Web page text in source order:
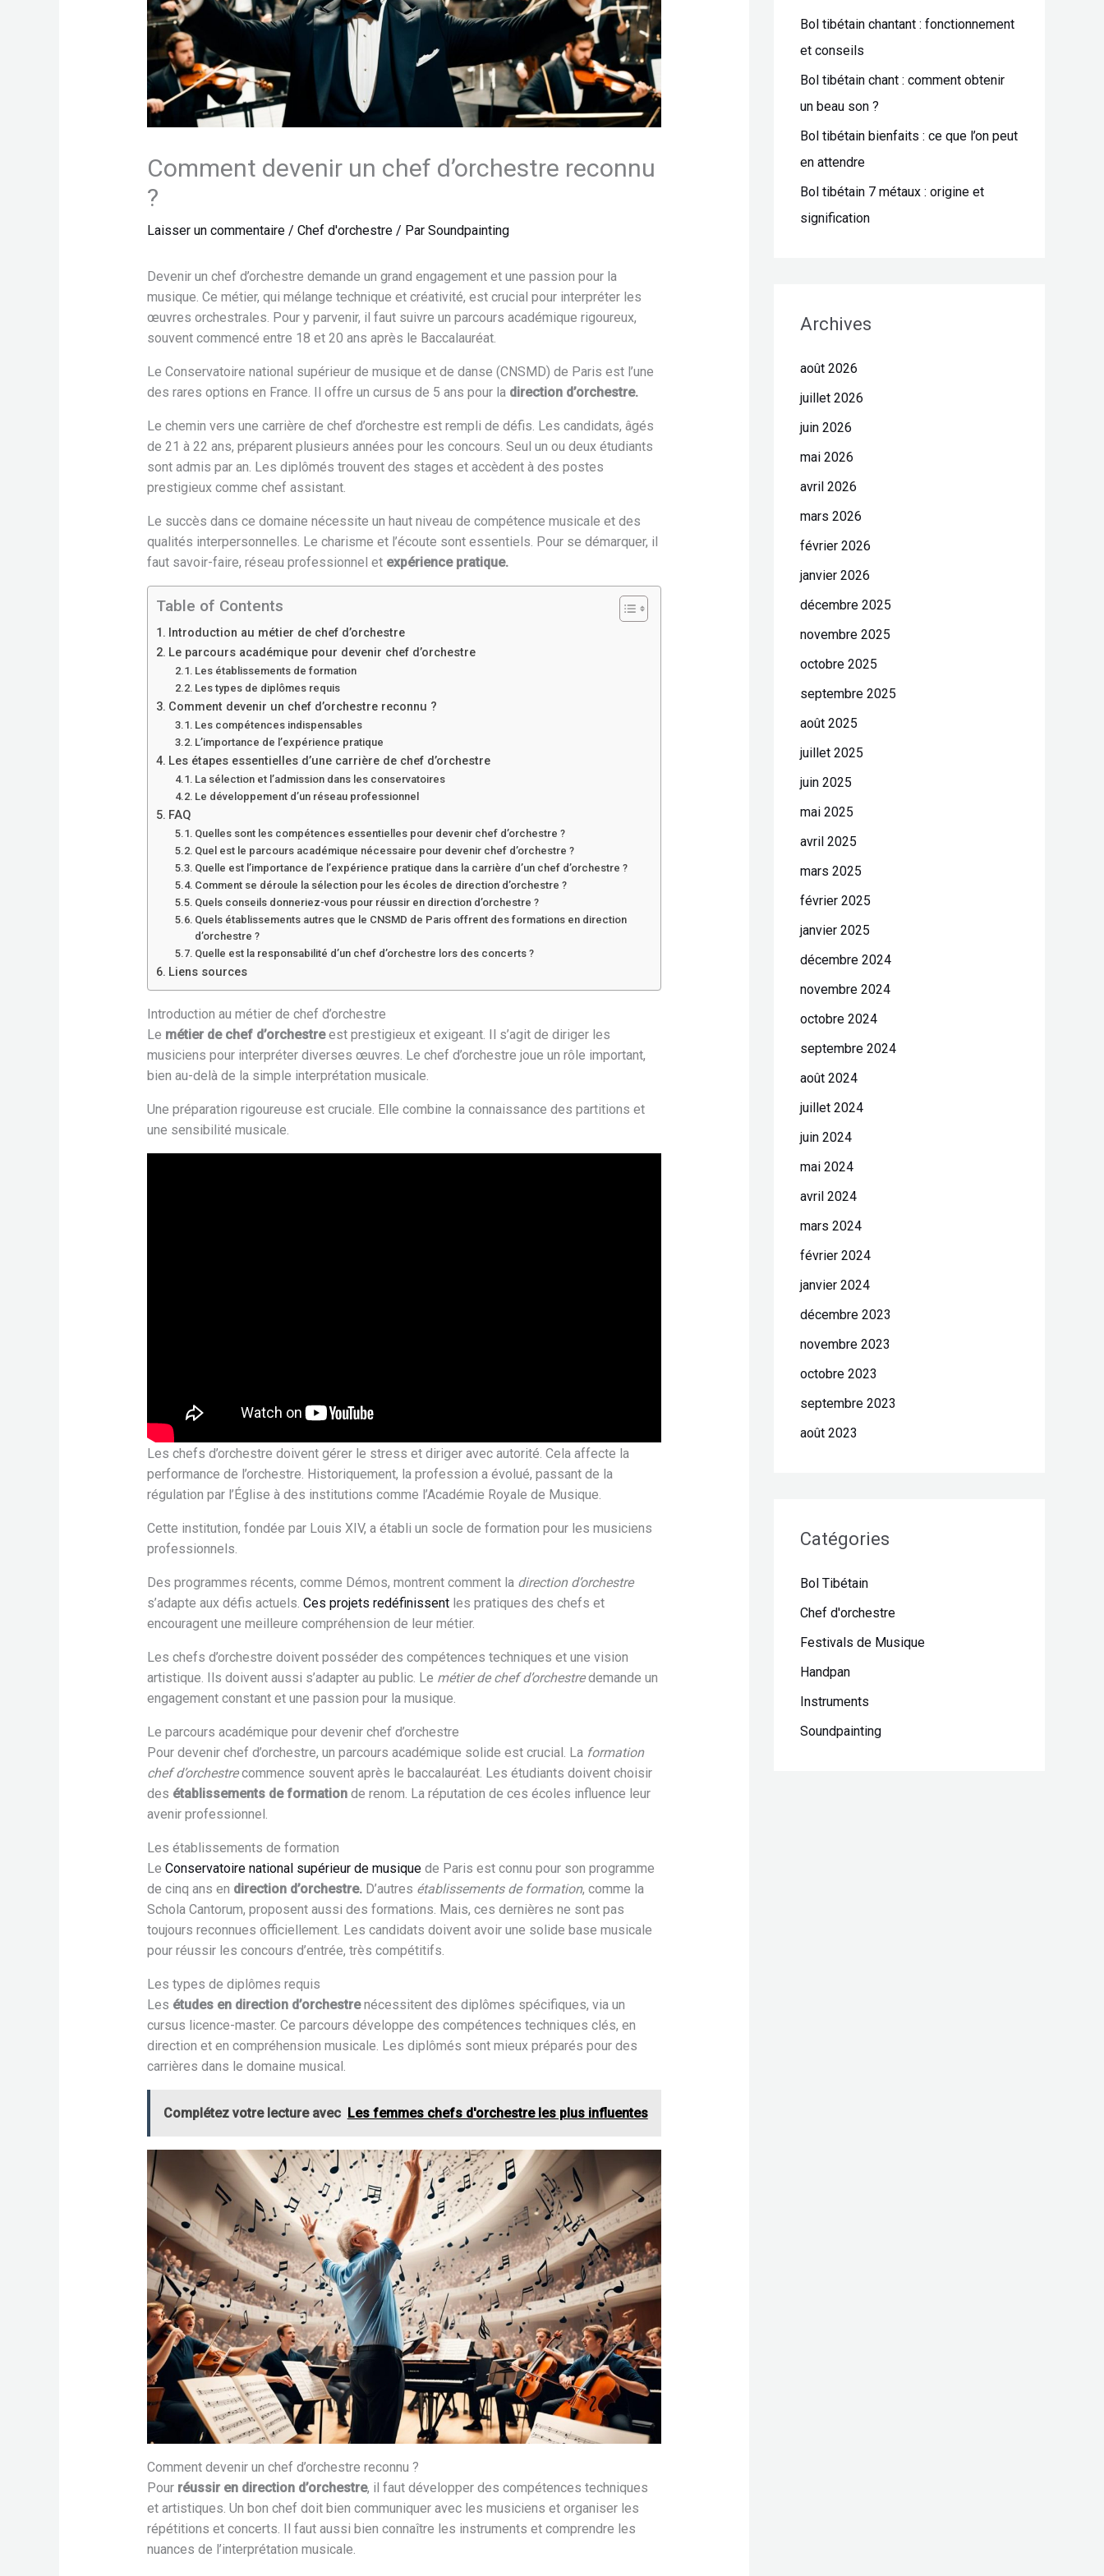
Comment devenir un chef d’orchestre reconnu
?
Laisser un commentaire / Chef d'orchestre/ Par Soundpainting
Devenir un chef d’orchestre demande un grand engagement et une passion pour la
musique. Ce métier, qui mélange technique et créativité, est crucial pour interpréter les
œuvres orchestrales. Pour y parvenir, il faut suivre un parcours académique rigoureux,
souvent commencé entre 18 et 20 ans après le Baccalauréat.
Le Conservatoire national supérieur de musique et de danse (CNSMD) de Paris est l’une
des rares options en France. Il offre un cursus de 5 ans pour la direction d’orchestre.
Le chemin vers une carrière de chef d’orchestre est rempli de défis. Les candidats, âgés
de 21 à 22 ans, préparent plusieurs années pour les concours. Seul un ou deux étudiants
sont admis par an. Les diplômés trouvent des stages et accèdent à des postes
prestigieux comme chef assistant.
Le succès dans ce domaine nécessite un haut niveau de compétence musicale et des
qualités interpersonnelles. Le charisme et l’écoute sont essentiels. Pour se démarquer, il
faut savoir-faire, réseau professionnel et expérience pratique.
Table of Contents
Introduction au métier de chef d’orchestre
Le parcours académique pour devenir chef d’orchestre
Les établissements de formation
Les types de diplômes requis
Comment devenir un chef d’orchestre reconnu ?
Les compétences indispensables
L’importance de l’expérience pratique
Les étapes essentielles d’une carrière de chef d’orchestre
La sélection et l’admission dans les conservatoires
Le développement d’un réseau professionnel
FAQ
Quelles sont les compétences essentielles pour devenir chef d’orchestre ?
Quel est le parcours académique nécessaire pour devenir chef d’orchestre ?
Quelle est l’importance de l’expérience pratique dans la carrière d’un chef d’orchestre ?
Comment se déroule la sélection pour les écoles de direction d’orchestre ?
Quels conseils donneriez-vous pour réussir en direction d’orchestre ?
Quels établissements autres que le CNSMD de Paris offrent des formations en direction
d’orchestre ?
Quelle est la responsabilité d’un chef d’orchestre lors des concerts ?
Liens sources
Introduction au métier de chef d’orchestre
Le métier de chef d’orchestreest prestigieux et exigeant. Il s’agit de diriger les
musiciens pour interpréter diverses œuvres. Le chef d’orchestre joue un rôle important,
bien au-delà de la simple interprétation musicale.
Une préparation rigoureuse est cruciale. Elle combine la connaissance des partitions et
une sensibilité musicale.
Les chefs d’orchestre doivent gérer le stress et diriger avec autorité. Cela affecte la
performance de l’orchestre. Historiquement, la profession a évolué, passant de la
régulation par l’Église à des institutions comme l’Académie Royale de Musique.
Cette institution, fondée par Louis XIV, a établi un socle de formation pour les musiciens
professionnels.
Des programmes récents, comme Démos, montrent comment la direction d’orchestre
s’adapte aux défis actuels. Ces projets redéfinissentles pratiques des chefs et
encouragent une meilleure compréhension de leur métier.
Les chefs d’orchestre doivent posséder des compétences techniques et une vision
artistique. Ils doivent aussi s’adapter au public. Le métier de chef d’orchestredemande un
engagement constant et une passion pour la musique.
Le parcours académique pour devenir chef d’orchestre
Pour devenir chef d’orchestre, un parcours académique solide est crucial. La formation
chef d’orchestrecommence souvent après le baccalauréat. Les étudiants doivent choisir
des établissements de formationde renom. La réputation de ces écoles influence leur
avenir professionnel.
Les établissements de formation
Le Conservatoire national supérieur de musiquede Paris est connu pour son programme
de cinq ans en direction d’orchestre.D’autres établissements de formation, comme la
Schola Cantorum, proposent aussi des formations. Mais, ces dernières ne sont pas
toujours reconnues officiellement. Les candidats doivent avoir une solide base musicale
pour réussir les concours d’entrée, très compétitifs.
Les types de diplômes requis
Les études en direction d’orchestrenécessitent des diplômes spécifiques, via un
cursus licence-master. Ce parcours développe des compétences techniques clés, en
direction et en compréhension musicale. Les diplômés sont mieux préparés pour des
carrières dans le domaine musical.
Complétez votre lecture avec Les femmes chefs d'orchestre les plus influentes
Comment devenir un chef d’orchestre reconnu ?
Pour réussir en direction d’orchestre, il faut développer des compétences techniques
et artistiques. Un bon chef doit bien communiquer avec les musiciens et organiser les
répétitions et concerts. Il faut aussi bien connaître les instruments et comprendre les
nuances de l’interprétation musicale.
e
r
:
Bol tibétain chantant : fonctionnement
et conseils
Bol tibétain chant : comment obtenir
un beau son ?
Bol tibétain bienfaits : ce que l’on peut
en attendre
Bol tibétain 7 métaux : origine et
signification
Archives
août 2026
juillet 2026
juin 2026
mai 2026
avril 2026
mars 2026
février 2026
janvier 2026
décembre 2025
novembre 2025
octobre 2025
septembre 2025
août 2025
juillet 2025
juin 2025
mai 2025
avril 2025
mars 2025
février 2025
janvier 2025
décembre 2024
novembre 2024
octobre 2024
septembre 2024
août 2024
juillet 2024
juin 2024
mai 2024
avril 2024
mars 2024
février 2024
janvier 2024
décembre 2023
novembre 2023
octobre 2023
septembre 2023
août 2023
Catégories
Bol Tibétain
Chef d'orchestre
Festivals de Musique
Handpan
Instruments
Soundpainting